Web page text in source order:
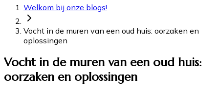
Welkom bij onze blogs!
Vocht in de muren van een oud huis: oorzaken en
oplossingen
Vocht in de muren van een oud huis:
oorzaken en oplossingen